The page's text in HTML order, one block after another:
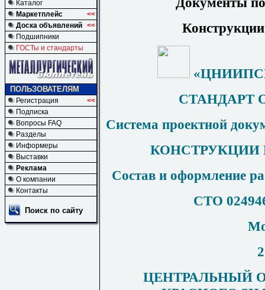
Каталог
Маркетплейс
<<
Доска объявлений <<
Подшипники
ГОСТы и стандарты
ПОЛЬЗОВАТЕЛЯМ
Регистрация
<<
Подписка
Вопросы FAQ
Разделы
Информеры
Выставки
Реклама
О компании
Контакты
Поиск по сайту
СТАНДАРТ
Система проектной
КОНСТРУКЦИИ
Состав и оформление
СТО
ЦЕНТРАЛЬНЫЙ